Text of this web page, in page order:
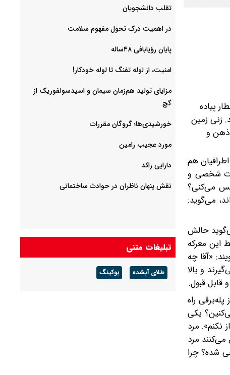
پیاده
زنی زمین
ذهن و
هم
شخصی و
می‌کنی؟
می‌گوید:
حالش
این معرکه
«آقا چه
و بالا
قابل قبول.
راه
یکی
نکنم». مرد
مرد
شده؟ چرا
‌تقلب دانشجویان
در اهمیت درک تحول مفهوم سلامت
پایان رؤیابافی ۴۸ساله
امنیت، از لوله تفنگ تا ‌لوله خودکار!
مزایای تولید هم‌زمان سیمان و اسیدسولفوریک از
گچ
خورشیدی‌ها؛ گروگان مقررات
مورد عجیب رامین
دارایی راکد
نقش پنهان ناظران در حوادث ساختمانی
تبلیغات متنی
طلای آبشده بوکینگ